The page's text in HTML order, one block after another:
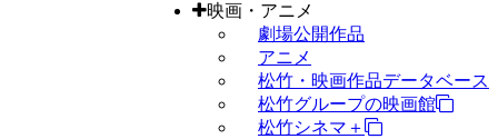
映画・アニメ
劇場公開作品
アニメ
松竹・映画作品データベース
松竹グループの映画館
松竹シネマ＋